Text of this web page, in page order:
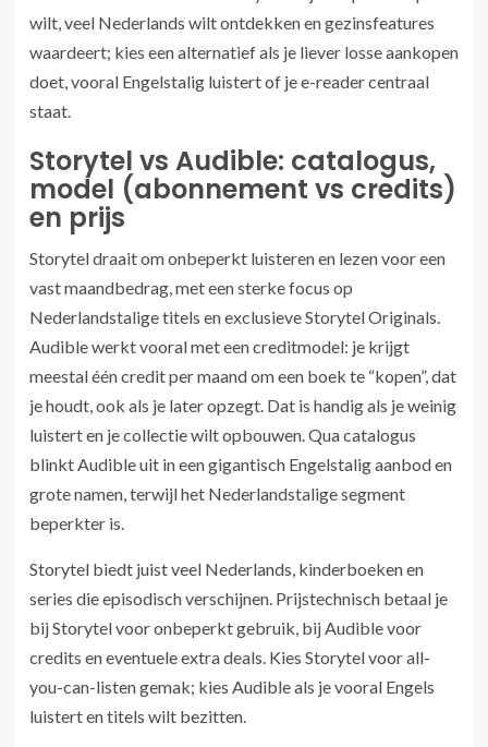
wilt, veel Nederlands wilt ontdekken en gezinsfeatures
waardeert; kies een alternatief als je liever losse aankopen
doet, vooral Engelstalig luistert of je e-reader centraal
staat.
Storytel vs Audible: catalogus,
model (abonnement vs credits)
en prijs
Storytel draait om onbeperkt luisteren en lezen voor een
vast maandbedrag, met een sterke focus op
Nederlandstalige titels en exclusieve Storytel Originals.
Audible werkt vooral met een creditmodel: je krijgt
meestal één credit per maand om een boek te “kopen”, dat
je houdt, ook als je later opzegt. Dat is handig als je weinig
luistert en je collectie wilt opbouwen. Qua catalogus
blinkt Audible uit in een gigantisch Engelstalig aanbod en
grote namen, terwijl het Nederlandstalige segment
beperkter is.
Storytel biedt juist veel Nederlands, kinderboeken en
series die episodisch verschijnen. Prijstechnisch betaal je
bij Storytel voor onbeperkt gebruik, bij Audible voor
credits en eventuele extra deals. Kies Storytel voor all-
you-can-listen gemak; kies Audible als je vooral Engels
luistert en titels wilt bezitten.